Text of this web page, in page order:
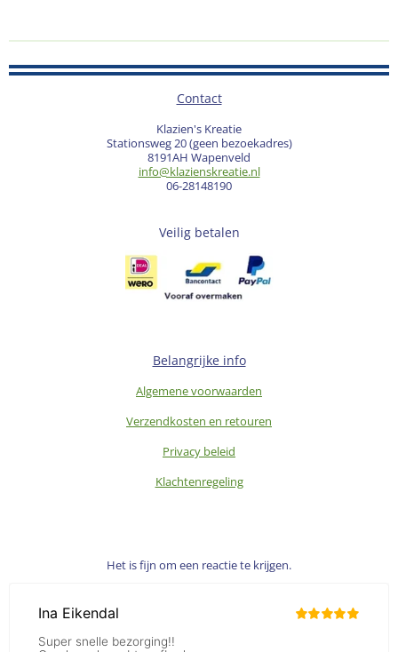
Contact
Klazien's Kreatie
Stationsweg 20 (geen bezoekadres)
8191AH Wapenveld
info@klazienskreatie.nl
06-28148190
Veilig betalen
Belangrijke info
Algemene voorwaarden
Verzendkosten en retouren
Privacy beleid
Klachtenregeling
Het is fijn om een reactie te krijgen.